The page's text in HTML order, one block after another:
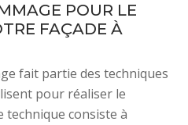
POUR LE
FAÇADE À
fait partie des techniques
pour réaliser le
technique consiste à